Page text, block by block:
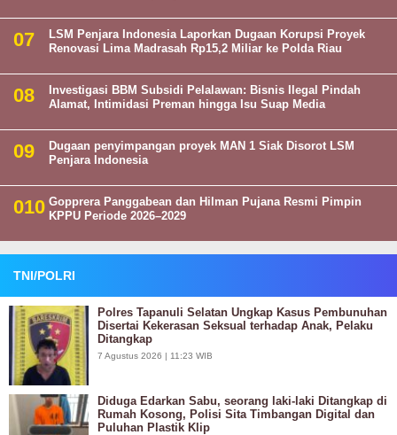
LSM Penjara Indonesia Laporkan Dugaan Korupsi Proyek
Renovasi Lima Madrasah Rp15,2 Miliar ke Polda Riau
Investigasi BBM Subsidi Pelalawan: Bisnis Ilegal Pindah
Alamat, Intimidasi Preman hingga Isu Suap Media
Dugaan penyimpangan proyek MAN 1 Siak Disorot LSM
Penjara Indonesia
Gopprera Panggabean dan Hilman Pujana Resmi Pimpin
KPPU Periode 2026–2029
TNI/POLRI
Polres Tapanuli Selatan Ungkap Kasus Pembunuhan
Disertai Kekerasan Seksual terhadap Anak, Pelaku
Ditangkap
7 Agustus 2026 | 11:23 WIB
Diduga Edarkan Sabu, seorang laki-laki Ditangkap di
Rumah Kosong, Polisi Sita Timbangan Digital dan
Puluhan Plastik Klip